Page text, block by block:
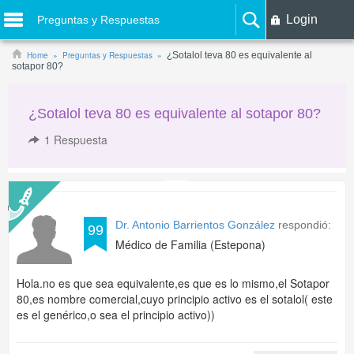
Preguntas y Respuestas Login
Home Preguntas y Respuestas
¿Sotalol teva 80 es equivalente al
sotapor 80?
¿Sotalol teva 80 es equivalente al sotapor 80?
1 Respuesta
99 Dr. Antonio Barrientos González respondió:
Médico de Familia (Estepona)
Hola.no es que sea equivalente,es que es lo mismo,el Sotapor
80,es nombre comercial,cuyo principio activo es el sotalol( este
es el genérico,o sea el principio activo))